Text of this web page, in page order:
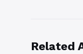
Related